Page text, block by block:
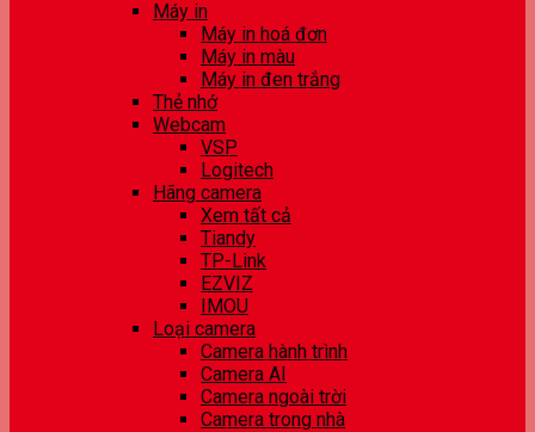
Máy in
Máy in hoá đơn
Máy in màu
Máy in đen trắng
Thẻ nhớ
Webcam
VSP
Logitech
Hãng camera
Xem tất cả
Tiandy
TP-Link
EZVIZ
IMOU
Loại camera
Camera hành trình
Camera AI
Camera ngoài trời
Camera trong nhà